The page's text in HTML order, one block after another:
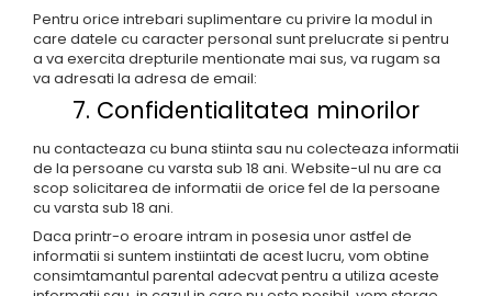
Pentru orice intrebari suplimentare cu privire la modul in
care datele cu caracter personal sunt prelucrate si pentru
a va exercita drepturile mentionate mai sus, va rugam sa
va adresati la adresa de email:
7. Confidentialitatea minorilor
nu contacteaza cu buna stiinta sau nu colecteaza informatii
de la persoane cu varsta sub 18 ani. Website-ul nu are ca
scop solicitarea de informatii de orice fel de la persoane
cu varsta sub 18 ani.
Daca printr-o eroare intram in posesia unor astfel de
informatii si suntem instiintati de acest lucru, vom obtine
consimtamantul parental adecvat pentru a utiliza aceste